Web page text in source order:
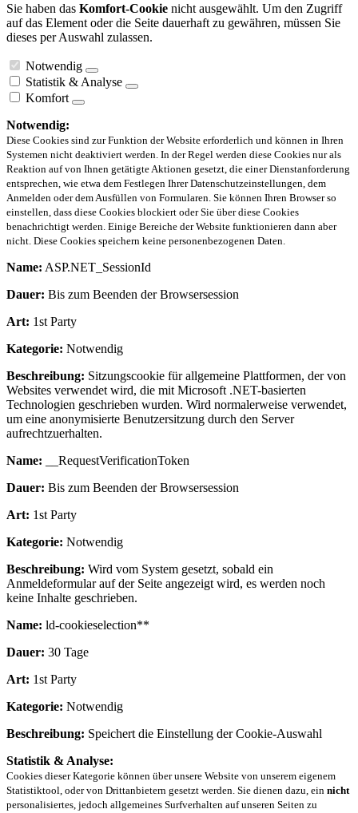
Sie haben das Komfort-Cookie nicht ausgewählt. Um den Zugriff
auf das Element oder die Seite dauerhaft zu gewähren, müssen Sie
dieses per Auswahl zulassen.
Notwendig
Statistik & Analyse
Komfort
Notwendig:
Diese Cookies sind zur Funktion der Website erforderlich und können in Ihren
Systemen nicht deaktiviert werden. In der Regel werden diese Cookies nur als
Reaktion auf von Ihnen getätigte Aktionen gesetzt, die einer Dienstanforderung
entsprechen, wie etwa dem Festlegen Ihrer Datenschutzeinstellungen, dem
Anmelden oder dem Ausfüllen von Formularen. Sie können Ihren Browser so
einstellen, dass diese Cookies blockiert oder Sie über diese Cookies
benachrichtigt werden. Einige Bereiche der Website funktionieren dann aber
nicht. Diese Cookies speichern keine personenbezogenen Daten.
Name: ASP.NET_SessionId
Dauer: Bis zum Beenden der Browsersession
Art: 1st Party
Kategorie: Notwendig
Beschreibung: Sitzungscookie für allgemeine Plattformen, der von
Websites verwendet wird, die mit Microsoft .NET-basierten
Technologien geschrieben wurden. Wird normalerweise verwendet,
um eine anonymisierte Benutzersitzung durch den Server
aufrechtzuerhalten.
Name: __RequestVerificationToken
Dauer: Bis zum Beenden der Browsersession
Art: 1st Party
Kategorie: Notwendig
Beschreibung: Wird vom System gesetzt, sobald ein
Anmeldeformular auf der Seite angezeigt wird, es werden noch
keine Inhalte geschrieben.
Name: ld-cookieselection**
Dauer: 30 Tage
Art: 1st Party
Kategorie: Notwendig
Beschreibung: Speichert die Einstellung der Cookie-Auswahl
Statistik & Analyse:
Cookies dieser Kategorie können über unsere Website von unserem eigenem
Statistiktool, oder von Drittanbietern gesetzt werden. Sie dienen dazu, ein nicht
personalisiertes, jedoch allgemeines Surfverhalten auf unseren Seiten zu